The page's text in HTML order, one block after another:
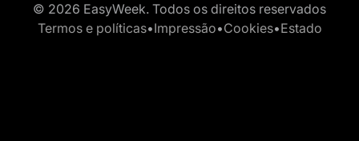
© 2026 EasyWeek. Todos os direitos reservados
Termos e políticas•Impressão•Cookies•Estado